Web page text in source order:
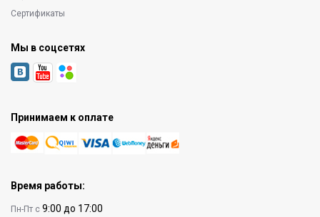
Сертификаты
Мы в соцсетях
Принимаем к оплате
Время работы:
Пн-Пт с 9:00 до 17:00